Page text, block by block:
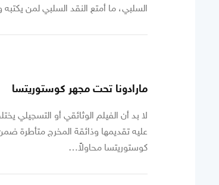
السلبي، ما أمتع النقد السلبي لمن
مارادونا تحت مجهر كوستوريتسا
لا بد أن الفيلم الوثائقي أو التسجيلي
عليه تقديمها وذائقة المخرج متأطرة
كوستوريتسا محاولاً…